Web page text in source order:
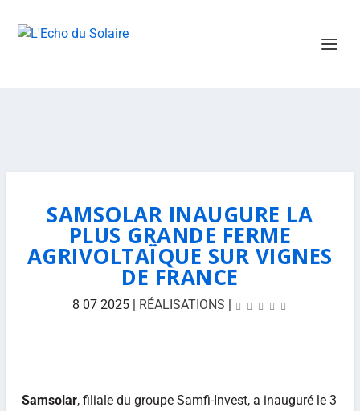
SAMSOLAR INAUGURE LA
PLUS GRANDE FERME
AGRIVOLTAÏQUE SUR VIGNES
DE FRANCE
8 07 2025| RÉALISATIONS |
Samsolar, filiale du groupe Samfi-Invest, a inauguré le 3